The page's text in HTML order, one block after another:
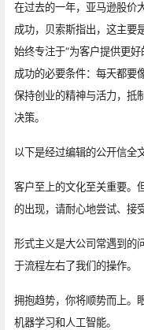
在过去的一年，亚马逊股价
成功，贝索斯指出，这主要
始终专注于“为客户提供更
成功的必要条件：每天都要
保持创业的精神与活力，抵
决策。
以下是经过编辑的公开信全
客户至上的文化至关重要。
的出现，请耐心地尝试、接
形式主义是大公司常遇到的
于流程左右了我们的操作。
拥抱趋势，你将顺势而上。
机器学习和人工智能。